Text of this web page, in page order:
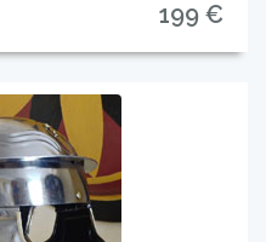
199 €